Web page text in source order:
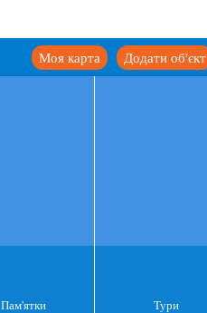
Додати об'єкт
Моя карта
Пам'ятки Тури